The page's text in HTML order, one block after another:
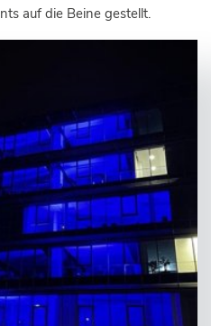
auf die Beine gestellt.